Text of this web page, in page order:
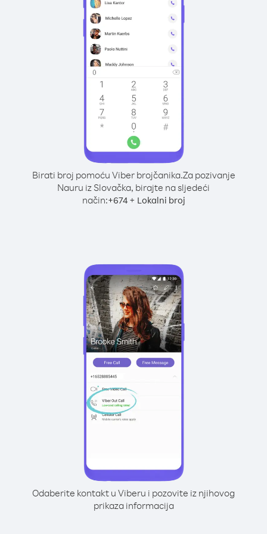
Birati broj pomoću Viber brojčanika.Za pozivanje
Nauru iz Slovačka, birajte na sljedeći
način:+674+ Lokalni broj
Odaberite kontakt u Viberu i pozovite iz njihovog
prikaza informacija